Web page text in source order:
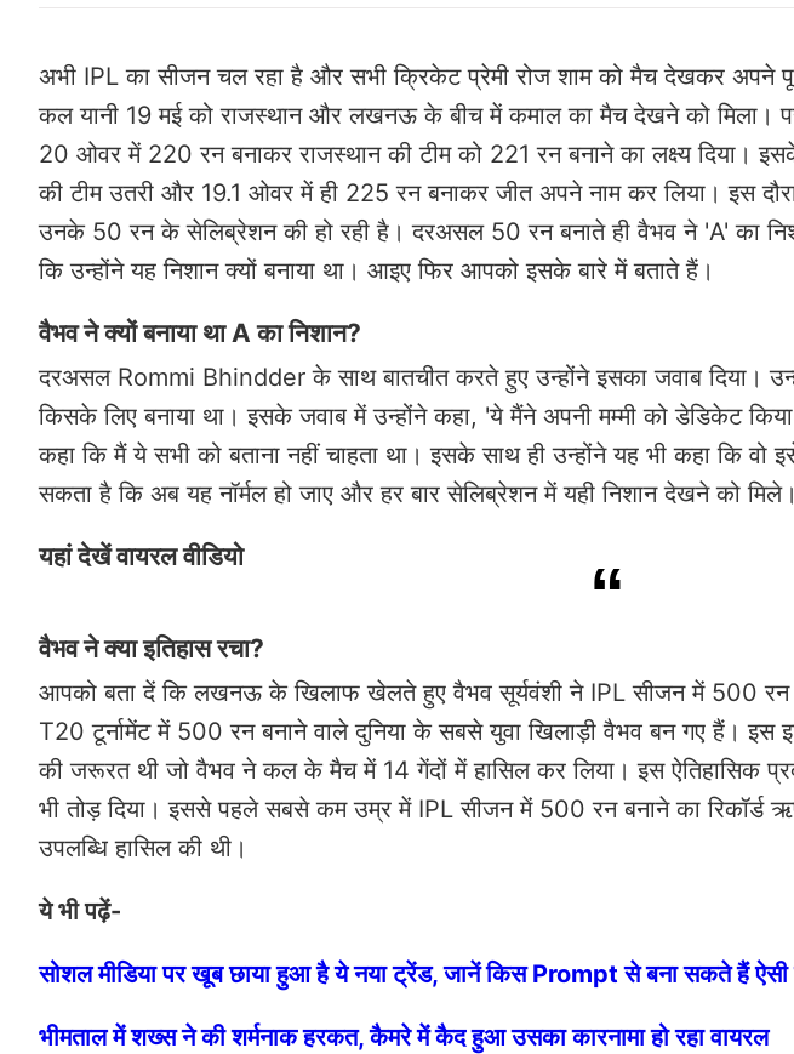
अभी IPL का सीजन चल रहा है और सभी क्रिकेट प्रेमी रोज शाम को मैच देखकर अपने
कल यानी 19 मई को राजस्थान और लखनऊ के बीच में कमाल का मैच देखने को मिला।
20 ओवर में 220 रन बनाकर राजस्थान की टीम को 221 रन बनाने का लक्ष्य दिया।
की टीम उतरी और 19.1 ओवर में ही 225 रन बनाकर जीत अपने नाम कर लिया। इस
उनके 50 रन के सेलिब्रेशन की हो रही है। दरअसल 50 रन बनाते ही वैभव ने 'A' का
कि उन्होंने यह निशान क्यों बनाया था। आइए फिर आपको इसके बारे में बताते हैं।
वैभव ने क्यों बनाया था A का निशान?
दरअसल Rommi Bhindder के साथ बातचीत करते हुए उन्होंने इसका जवाब दिया।
किसके लिए बनाया था। इसके जवाब में उन्होंने कहा, 'ये मैंने अपनी मम्मी को डेडिकेट
कहा कि मैं ये सभी को बताना नहीं चाहता था। इसके साथ ही उन्होंने यह भी कहा कि वो
सकता है कि अब यह नॉर्मल हो जाए और हर बार सेलिब्रेशन में यही निशान देखने को मिले।
यहां देखें वायरल वीडियो
वैभव ने क्या इतिहास रचा?
आपको बता दें कि लखनऊ के खिलाफ खेलते हुए वैभव सूर्यवंशी ने IPL सीजन में 500 रन
T20 टूर्नामेंट में 500 रन बनाने वाले दुनिया के सबसे युवा खिलाड़ी वैभव बन गए हैं। इस
की जरूरत थी जो वैभव ने कल के मैच में 14 गेंदों में हासिल कर लिया। इस ऐतिहासिक
भी तोड़ दिया। इससे पहले सबसे कम उम्र में IPL सीजन में 500 रन बनाने का रिकॉर्ड
उपलब्धि हासिल की थी।
ये भी पढ़ें-
सोशल मीडिया पर खूब छाया हुआ है ये नया ट्रेंड, जानें किस Prompt से बना सकते हैं ऐसी
भीमताल में शख्स ने की शर्मनाक हरकत, कैमरे में कैद हुआ उसका कारनामा हो रहा वायरल